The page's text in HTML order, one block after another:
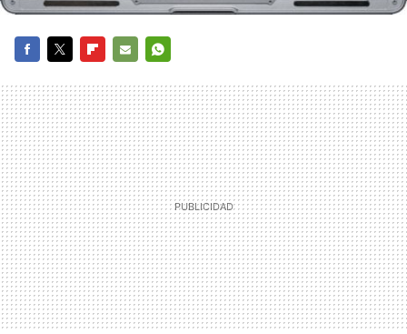
MAIL